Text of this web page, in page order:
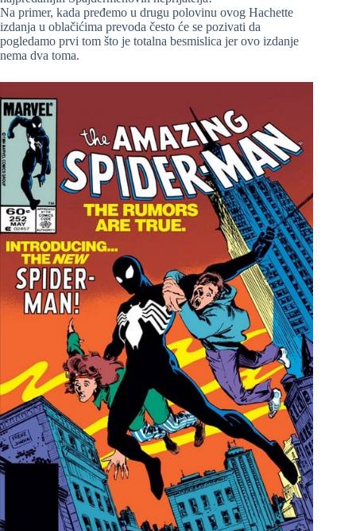
Na primer, kada pređemo u drugu polovinu ovog Hachette
izdanja u oblačićima prevoda često će se pozivati da
pogledamo prvi tom što je totalna besmislica jer ovo izdanje
nema dva toma.